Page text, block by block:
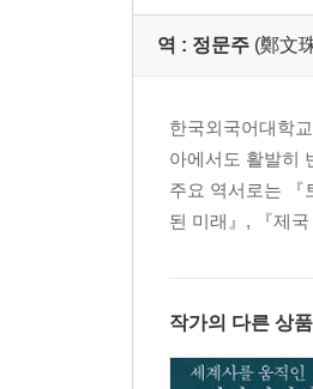
역 : 정문주 (鄭文
한국외국어대학
아에서도 활발히
주요 역서로는 『
된 미래』, 『제
작가의 다른 상품